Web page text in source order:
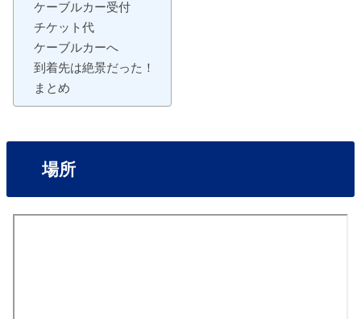
ケーブルカー受付
チケット代
ケーブルカーへ
到着先は絶景だった！
まとめ
場所